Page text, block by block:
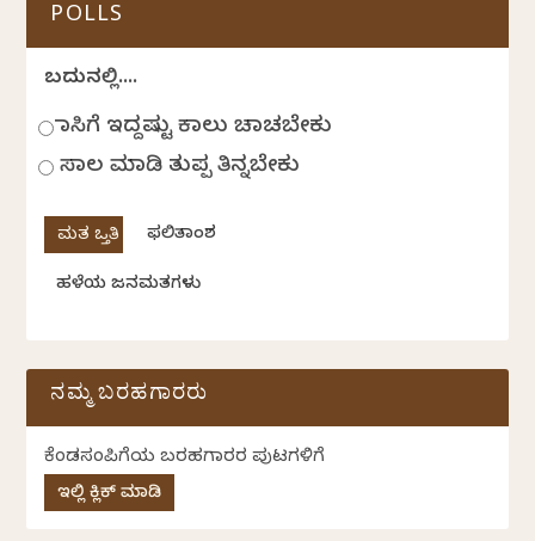
POLLS
ಬದುಕಿನಲ್ಲಿ....
ಹಾಸಿಗೆ ಇದ್ದಷ್ಟು ಕಾಲು ಚಾಚಬೇಕು
ಸಾಲ ಮಾಡಿ ತುಪ್ಪ ತಿನ್ನಬೇಕು
ಫಲಿತಾಂಶ
ಹಳೆಯ ಜನಮತಗಳು
ನಮ್ಮ ಬರಹಗಾರರು
ಕೆಂಡಸಂಪಿಗೆಯ ಬರಹಗಾರರ ಪುಟಗಳಿಗೆ
ಇಲ್ಲಿ ಕ್ಲಿಕ್ ಮಾಡಿ